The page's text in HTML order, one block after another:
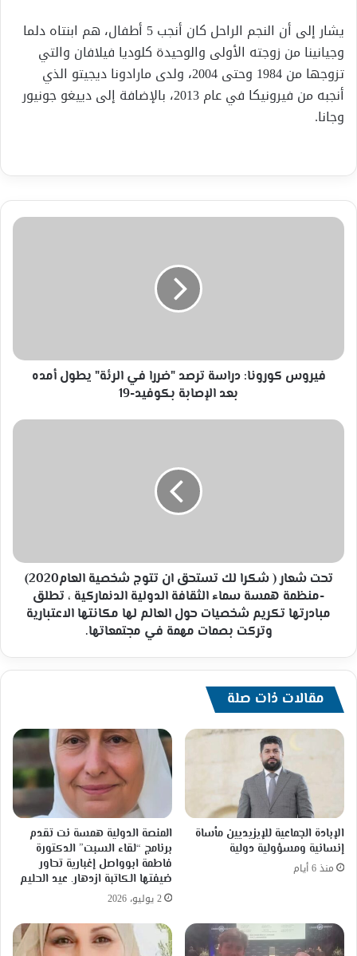
يشار إلى أن النجم الراحل كان أنجب 5 أطفال، هم ابنتاه دلما
وجيانينا من زوجته الأولى والوحيدة كلوديا فيلافان والتي
تزوجها من 1984 وحتى 2004، ولدى مارادونا ديجيتو الذي
أنجبه من فيرونيكا في عام 2013، بالإضافة إلى دييغو جونيور
وجانا.
فيروس
أمده
فيروس كورونا: دراسة ترصد "ضررا في الرئة" يطول أمده
بعد الإصابة بكوفيد-19
تحت
شخصية
العام2020)
-منظمة
همسة
الدولية
تطلق
مبادرتها
تكريم
شخصيات
لها
مكانتها
الاعتبارية
وتركت
مجتمعاتها.
تحت شعار ( شكرا لك تستحق ان تتوج شخصية العام2020)
-منظمة همسة سماء الثقافة الدولية الدنماركية ، تطلق
مبادرتها تكريم شخصيات حول العالم لها مكانتها الاعتبارية
وتركت بصمات مهمة في مجتمعاتها.
مقالات ذات صلة
الإبادة الجماعية للإيزيديين مأساة
إنسانية ومسؤولية دولية
منذ 6 أيام
المنصة الدولية همسة نت تقدم
برنامج “لقاء السبت” الدكتورة
فاطمة ابوواصل إغبارية تحاور
ضيفتها الكاتبة ازدهار. عيد الحليم
2 يوليو، 2026